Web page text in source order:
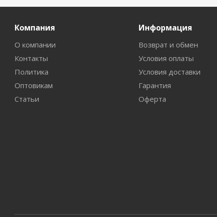
Компания
О компании
Контакты
Политика
Оптовикам
Статьи
Информация
Возврат и обмен
Условия оплаты
Условия доставки
Гарантия
Оферта